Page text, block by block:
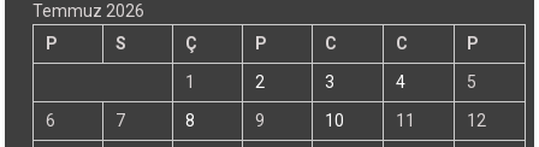
Temmuz 2026
P
S Ç P C C
P
1
2 3 4
5
6
7 8 9 10 11
12